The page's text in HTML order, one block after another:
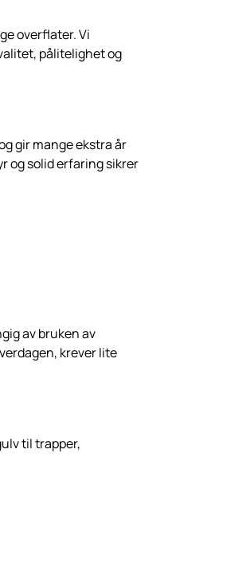
overflater. Vi
pålitelighet og
gir mange ekstra år
og solid erfaring sikrer
av bruken av
krever lite
til trapper,